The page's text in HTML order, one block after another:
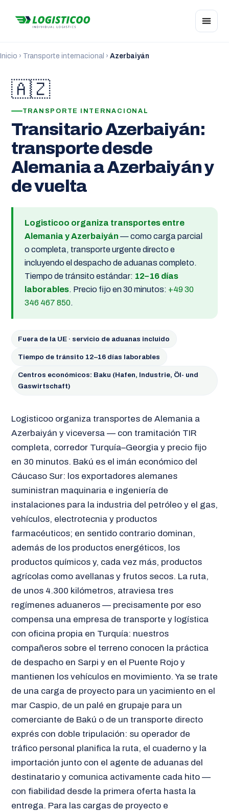
Inicio › Transporte internacional › Azerbaiyán
🇦🇿
TRANSPORTE INTERNACIONAL
Transitario Azerbaiyán:
transporte desde
Alemania a Azerbaiyán y
de vuelta
Logisticoo organiza transportes entre
Alemania y Azerbaiyán — como carga parcial
o completa, transporte urgente directo e
incluyendo el despacho de aduanas completo.
Tiempo de tránsito estándar: 12–16 días
laborables. Precio fijo en 30 minutos: +49 30
346 467 850.
Fuera de la UE · servicio de aduanas incluido
Tiempo de tránsito 12–16 días laborables
Centros económicos: Baku (Hafen, Industrie, Öl- und
Gaswirtschaft)
Logisticoo organiza transportes de Alemania a
Azerbaiyán y viceversa — con tramitación TIR
completa, corredor Turquía–Georgia y precio fijo
en 30 minutos. Bakú es el imán económico del
Cáucaso Sur: los exportadores alemanes
suministran maquinaria e ingeniería de
instalaciones para la industria del petróleo y el gas,
vehículos, electrotecnia y productos
farmacéuticos; en sentido contrario dominan,
además de los productos energéticos, los
productos químicos y, cada vez más, productos
agrícolas como avellanas y frutos secos. La ruta,
de unos 4.300 kilómetros, atraviesa tres
regímenes aduaneros — precisamente por eso
compensa una empresa de transporte y logística
con oficina propia en Turquía: nuestros
compañeros sobre el terreno conocen la práctica
de despacho en Sarpi y en el Puente Rojo y
mantienen los vehículos en movimiento. Ya se trate
de una carga de proyecto para un yacimiento en el
mar Caspio, de un palé en grupaje para un
comerciante de Bakú o de un transporte directo
exprés con doble tripulación: su operador de
tráfico personal planifica la ruta, el cuaderno y la
importación junto con el agente de aduanas del
destinatario y comunica activamente cada hito —
con fiabilidad desde la primera oferta hasta la
entrega. Para las cargas de proyecto e